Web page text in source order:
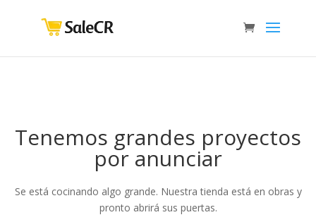
Tenemos grandes proyectos
por anunciar
Se está cocinando algo grande. Nuestra tienda está en obras y
pronto abrirá sus puertas.